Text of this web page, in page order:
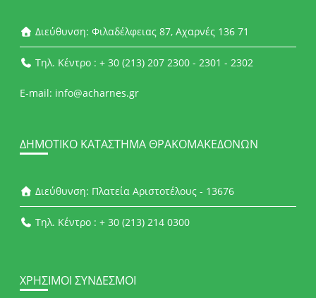
Διεύθυνση: Φιλαδέλφειας 87, Αχαρνές 136 71
Τηλ. Κέντρο : + 30 (213) 207 2300 - 2301 - 2302
E-mail: info@acharnes.gr
ΔΗΜΟΤΙΚΌ ΚΑΤΆΣΤΗΜΑ ΘΡΑΚΟΜΑΚΕΔΌΝΩΝ
Διεύθυνση: Πλατεία Αριστοτέλους - 13676
Τηλ. Κέντρο : + 30 (213) 214 0300
ΧΡΉΣΙΜΟΙ ΣΎΝΔΕΣΜΟΙ